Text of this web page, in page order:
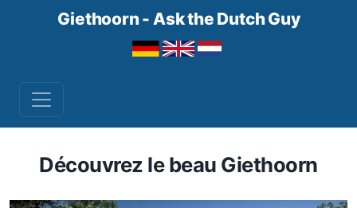
Giethoorn - Ask the Dutch Guy
Découvrez le beau Giethoorn